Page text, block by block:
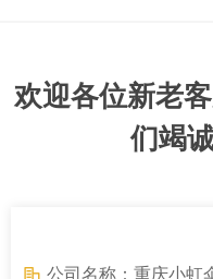
公司名称： 重庆小虹
欢迎各位新老
们竭